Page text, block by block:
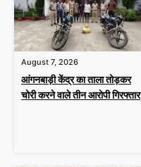
August 7, 2026
आंगनबाड़ी केंद्र का ताला तोड़कर
चोरी करने वाले तीन आरोपी गिरफ्तार